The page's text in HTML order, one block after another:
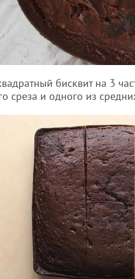
бисквит на 3
среза и одного из